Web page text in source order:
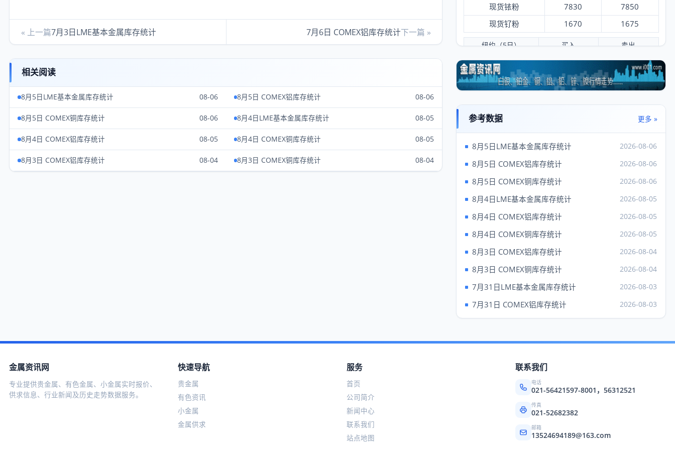
« 上一篇7月3日LME基本金属库存统计 7月6日 COMEX铝库存统计下一篇 »
相关阅读
8月5日LME基本金属库存统计 08-06 8月5日 COMEX铝库存统计 08-06
8月5日 COMEX铜库存统计 08-06 8月4日LME基本金属库存统计 08-05
8月4日 COMEX铝库存统计 08-05 8月4日 COMEX铜库存统计 08-05
8月3日 COMEX铝库存统计 08-04 8月3日 COMEX铜库存统计 08-04
现货铱粉 7830
7850
现货钌粉
1670 1675
纽约（5日） 买入 卖出
黄金 4275.70
4277.70
白银
62.14
62.39
钯
8150.00 9150.00
上海黄金 元/克（6日）
品种 Au99.95 Au99.99
成交 ---
---
最低
---
906.01
---
---
参考数据 更多 »
8月5日LME基本金属库存统计 2026-08-06
8月5日 COMEX铝库存统计 2026-08-06
8月5日 COMEX铜库存统计 2026-08-06
8月4日LME基本金属库存统计 2026-08-05
8月4日 COMEX铝库存统计 2026-08-05
8月4日 COMEX铜库存统计 2026-08-05
8月3日 COMEX铝库存统计 2026-08-04
8月3日 COMEX铜库存统计 2026-08-04
7月31日LME基本金属库存统计 2026-08-03
7月31日 COMEX铝库存统计 2026-08-03
金属资讯网
专业提供贵金属、有色金属、小金属实时报价、
供求信息、行业新闻及历史走势数据服务。
快速导航
贵金属
有色资讯
小金属
金属供求
服务
首页
公司简介
新闻中心
联系我们
站点地图
联系我们
电话
021-56421597-8001，56312521
传真
021-52682382
邮箱
13524694189@163.com